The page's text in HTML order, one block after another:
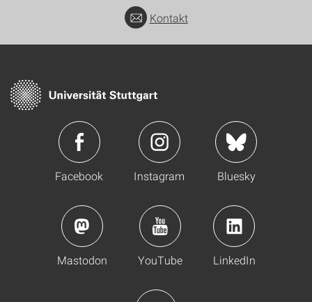
Kontakt
Facebook Instagram Bluesky
Mastodon YouTube LinkedIn